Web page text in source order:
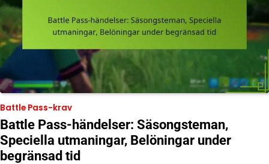
Battle Pass-krav
Battle Pass-händelser: Säsongsteman,
Speciella utmaningar, Belöningar under
begränsad tid